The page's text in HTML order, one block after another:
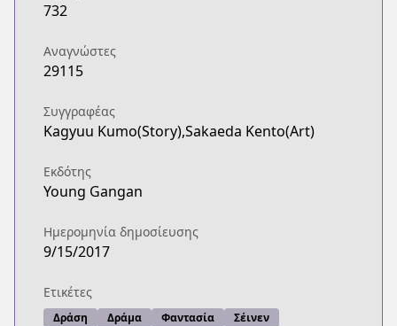
732
Αναγνώστες
29115
Συγγραφέας
Kagyuu Kumo(Story),Sakaeda Kento(Art)
Εκδότης
Young Gangan
Ημερομηνία δημοσίευσης
9/15/2017
Ετικέτες
Δράση Δράμα Φαντασία Σέινεν